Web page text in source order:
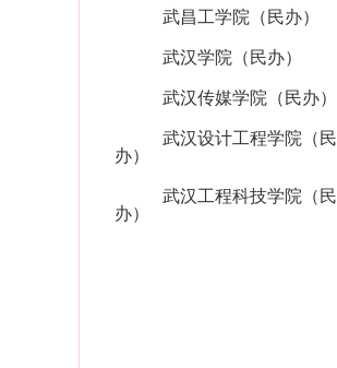
武昌工学院（民办）
武汉学院（民办）
武汉传媒学院（民办）
武汉设计工程学院（民
办）
武汉工程科技学院（民
办）